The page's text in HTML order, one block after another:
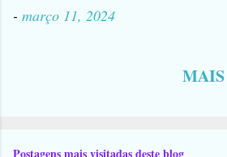
- março 11, 2024
Postagens mais visitadas deste blog